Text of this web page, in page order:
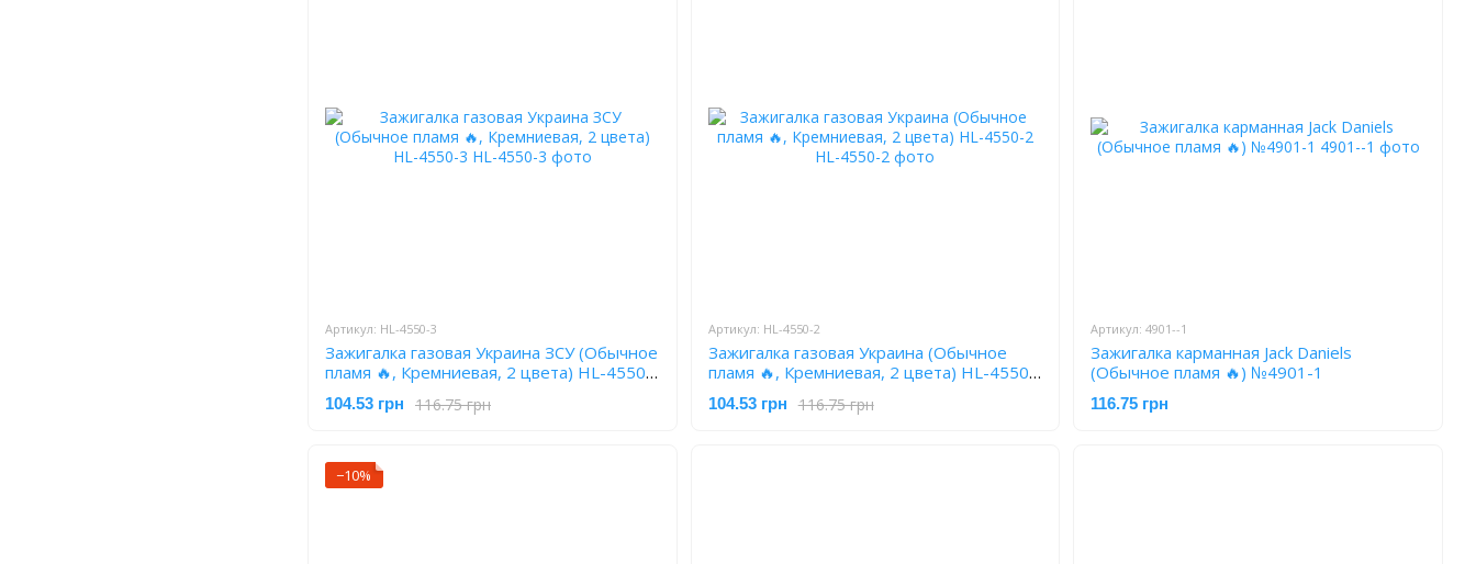
Артикул: HL-4550-3
Зажигалка газовая Украина ЗСУ (Обычное
пламя 🔥, Кремниевая, 2 цвета) HL-4550-
3
116.75 грн
104.53 грн
Артикул: HL-4550-2
Зажигалка газовая Украина (Обычное
пламя 🔥, Кремниевая, 2 цвета) HL-4550-
2
116.75 грн
104.53 грн
Артикул: 4901--1
Зажигалка карманная Jack Daniels
(Обычное пламя 🔥) №4901-1
116.75 грн
−10%